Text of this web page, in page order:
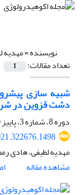
نویسنده =مهدیه
تعداد مقالات: 1
شبیه‏ سازی
دشت قزوین در
دوره 8، شماره 3، پاییز 1400، صفحه
مهدیه لطیفی، هادی
مشاهده مقاله